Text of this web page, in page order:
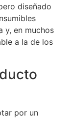
diseñado
y, en muchos
a la de los
por un